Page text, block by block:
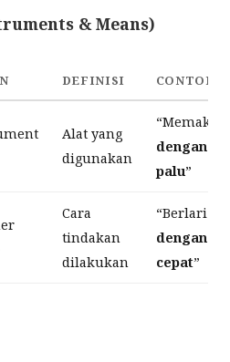
& Means)
DEFINISI CONTOH
Alat yang
digunakan
“Memaku
dengan
palu”
Cara
tindakan
dilakukan
“Berlari
dengan
cepat”